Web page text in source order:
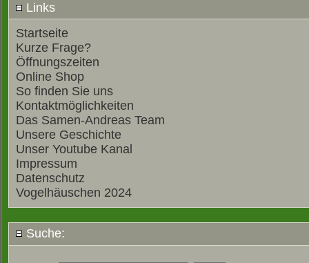
Links
Startseite
Kurze Frage?
Öffnungszeiten
Online Shop
So finden Sie uns
Kontaktmöglichkeiten
Das Samen-Andreas Team
Unsere Geschichte
Unser Youtube Kanal
Impressum
Datenschutz
Vogelhäuschen 2024
Suche: